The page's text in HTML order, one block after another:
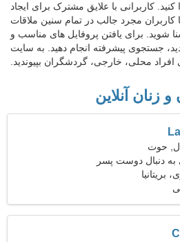
کنید. کاربرانی با علایق مشترک برای ایجاد
کاربران مجرد جالب در تمام سنین ملاقات
شوید. برای یافتن پروفایل های مناسب و
جستجوی پیشرفته انجام دهید. به سایت
افراد محلی، خارجی، گردشگران بپیوندید.
زنان آنلاین
به دنبال دوست پسر
بریتانیا